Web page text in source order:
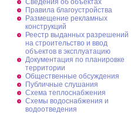
Сведения об объектах
Правила благоустройства
Размещение рекламных
конструкций
Реестр выданных разрешений
на строительство и ввод
объектов в эксплуатацию
Документация по планировке
территории
Общественные обсуждения
Публичные слушания
Схема теплоснабжения
Схемы водоснабжения и
водоотведения